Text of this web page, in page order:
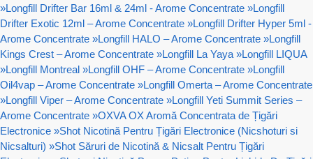
»Longfill Drifter Bar 16ml & 24ml - Arome Concentrate »Longfill
Drifter Exotic 12ml – Arome Concentrate »Longfill Drifter Hyper 5ml -
Arome Concentrate »Longfill HALO – Arome Concentrate »Longfill
Kings Crest – Arome Concentrate »Longfill La Yaya »Longfill LIQUA
»Longfill Montreal »Longfill OHF – Arome Concentrate »Longfill
Oil4vap – Arome Concentrate »Longfill Omerta – Arome Concentrate
»Longfill Viper – Arome Concentrate »Longfill Yeti Summit Series –
Arome Concentrate »OXVA OX Aromă Concentrata de Țigări
Electronice »Shot Nicotină Pentru Țigări Electronice (Nicshoturi si
Nicsalturi) »Shot Săruri de Nicotină & Nicsalt Pentru Țigări